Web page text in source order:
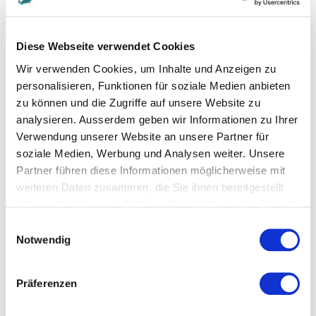
Diese Webseite verwendet Cookies
Wir verwenden Cookies, um Inhalte und Anzeigen zu
personalisieren, Funktionen für soziale Medien anbieten
zu können und die Zugriffe auf unsere Website zu
analysieren. Ausserdem geben wir Informationen zu Ihrer
Verwendung unserer Website an unsere Partner für
soziale Medien, Werbung und Analysen weiter. Unsere
Partner führen diese Informationen möglicherweise mit
weiteren Daten zusammen, die Sie ihnen bereitgestellt
Notwendig
Präferenzen
Gegenstand bezieht und ihr beim Bezug des
Gegenstands keine Mehrwertsteuer offen überwälzt
wird. Ausgeschlossen ist der fiktive Vorsteuerabzug
auf Gegenständen, die neu der Margenbesteuerung
nach Artikel 24 a unterliegen.
Der fiktive Vorsteuerabzug wird somit klar
ausgeweitet, da ein solcher nicht mehr nur für
gebrauchte Gegenstände gilt und auch der Hinweis
möglich, wenn es sich um einen individualisierbaren
Vorsteuerabzug berechtigenden unternehmerischen